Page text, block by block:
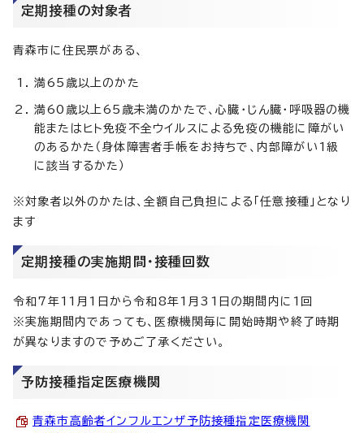
定期接種の対象者
青森市に住民票がある、
満65歳以上のかた
満60歳以上65歳未満のかたで、心臓・じん臓・呼吸器の機
能またはヒト免疫不全ウイルスによる免疫の機能に障がい
のあるかた（身体障害者手帳をお持ちで、内部障がい1級
に該当するかた）
※対象者以外のかたは、全額自己負担による「任意接種」となり
ます
定期接種の実施期間・接種回数
令和7年11月1日から令和8年1月31日の期間内に1回
※実施期間内であっても、医療機関毎に開始時期や終了時期
が異なりますので予めご了承ください。
予防接種指定医療機関
青森市高齢者インフルエンザ予防接種指定医療機関